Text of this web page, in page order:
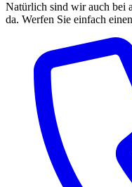
Natürlich sind wir auch bei
da. Werfen Sie einfach